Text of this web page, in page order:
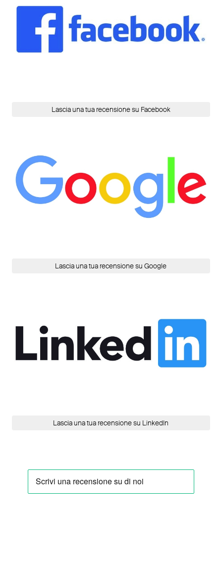
Lascia una tua recensione su Facebook
Lascia una tua recensione su Google
Lascia una tua recensione su LinkedIn